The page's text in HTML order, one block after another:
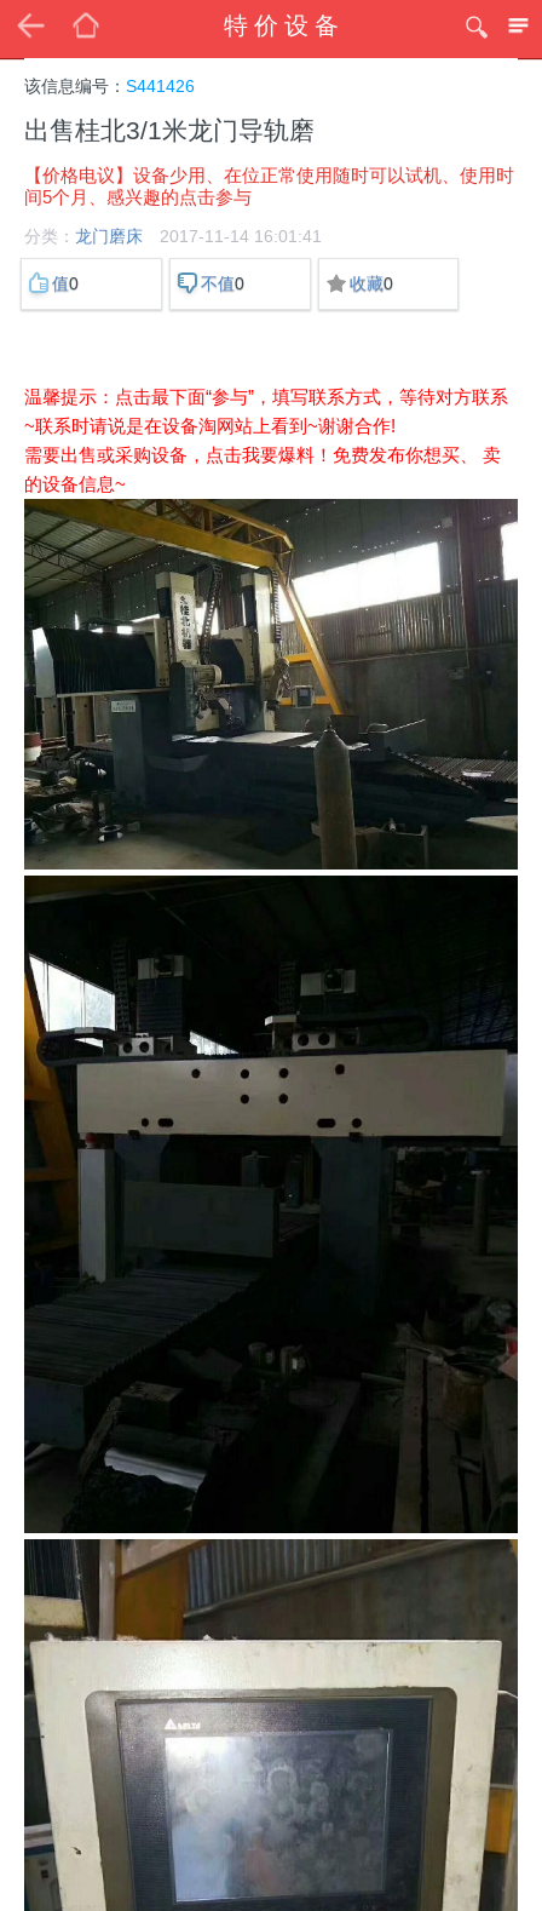
特价设备
该信息编号：S441426
出售桂北3/1米龙门导轨磨
【价格电议】设备少用、在位正常使用随时可以试机、使用时
间5个月、感兴趣的点击参与
分类：龙门磨床 2017-11-14 16:01:41
值0 不值0 收藏0
温馨提示：点击最下面“参与”，填写联系方式，等待对方联系
~联系时请说是在设备淘网站上看到~谢谢合作!
需要出售或采购设备，点击我要爆料！免费发布你想买、 卖
的设备信息~